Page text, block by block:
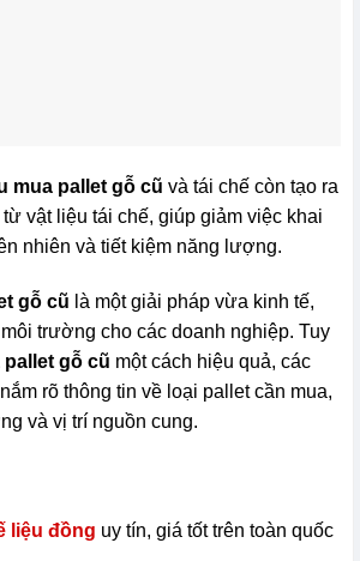
mua pallet gỗ cũ và tái chế còn tạo ra
vật liệu tái chế, giúp giảm việc khai
nhiên và tiết kiệm năng lượng.
gỗ cũ là một giải pháp vừa kinh tế,
trường cho các doanh nghiệp. Tuy
pallet gỗ cũ một cách hiệu quả, các
rõ thông tin về loại pallet cần mua,
và vị trí nguồn cung.
liệu đồng uy tín, giá tốt trên toàn quốc